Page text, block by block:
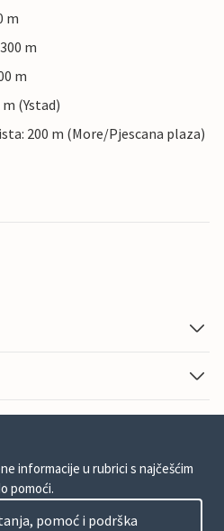
m
m
m
(Ystad)
200 m (More/Pjescana plaza)
informacije u rubrici s najčešćim
pomoći.
pomoć i podrška